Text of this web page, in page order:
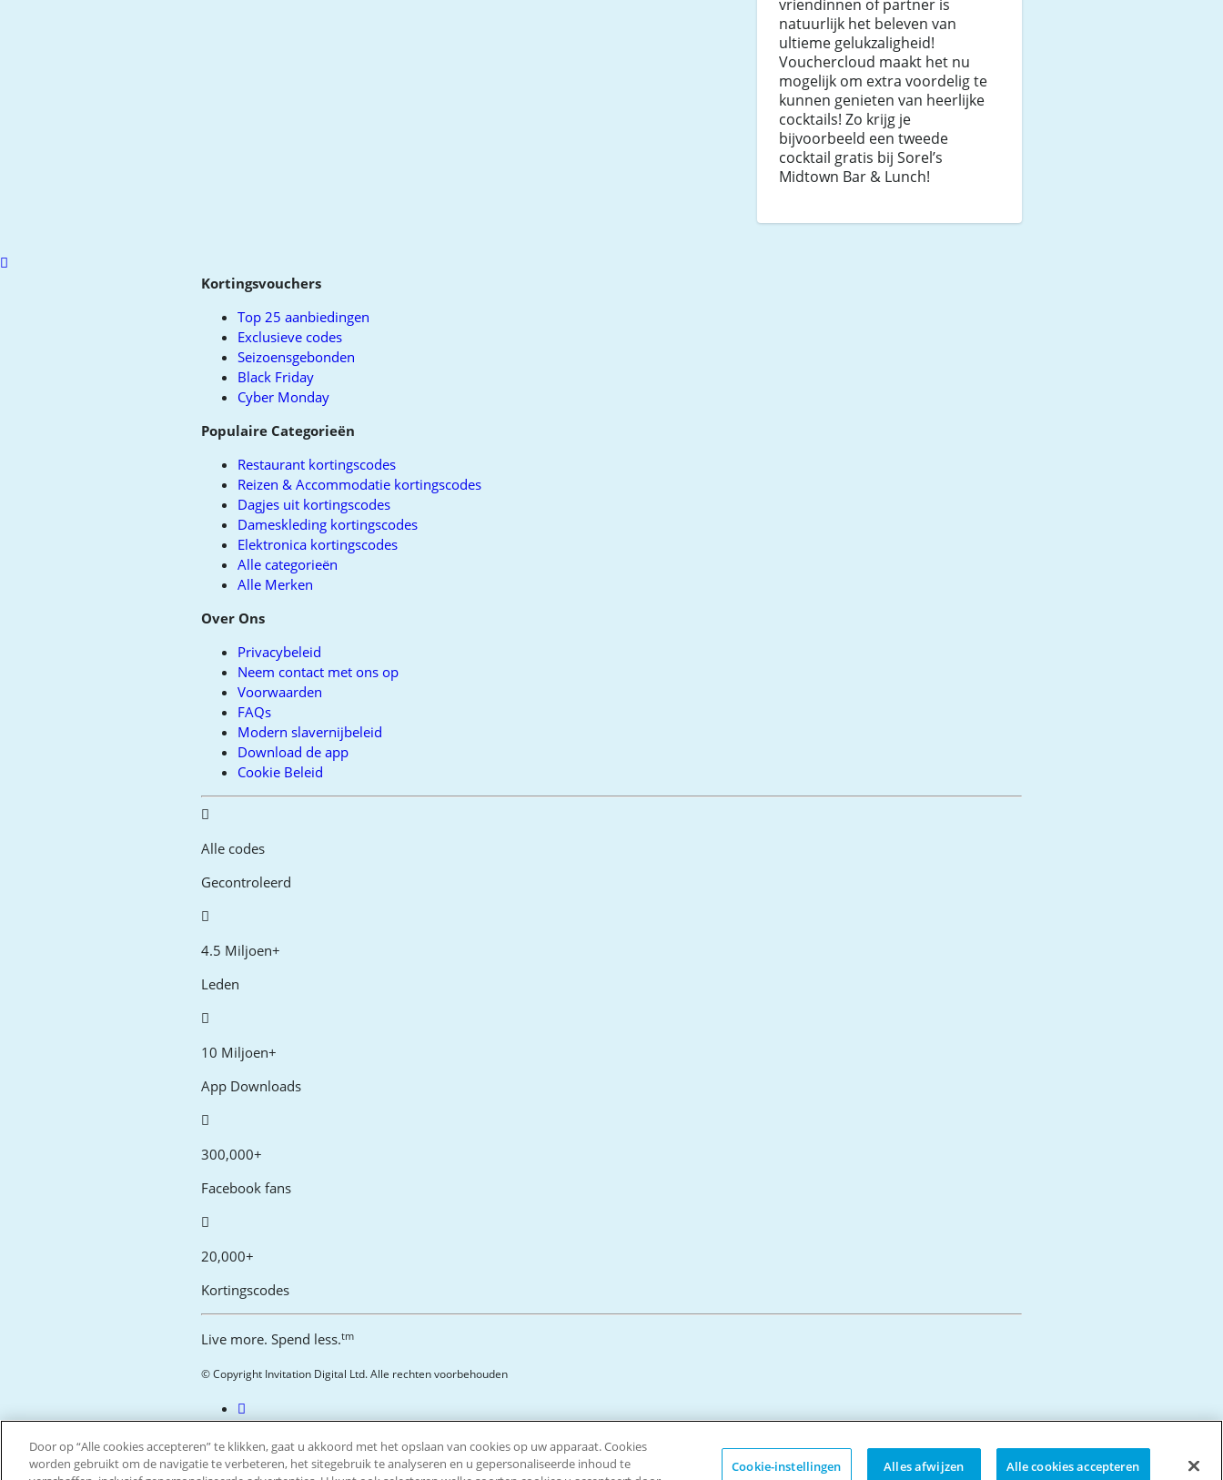
vriendinnen of partner is
natuurlijk het beleven van
ultieme gelukzaligheid!
Vouchercloud maakt het nu
mogelijk om extra voordelig te
kunnen genieten van heerlijke
cocktails! Zo krijg je
bijvoorbeeld een tweede
cocktail gratis bij Sorel’s
Midtown Bar & Lunch!
Scroll
Kortingsvouchers
Top 25 aanbiedingen
Exclusieve codes
Seizoensgebonden
Black Friday
Cyber Monday
Populaire Categorieën
Restaurant kortingscodes
Reizen & Accommodatie kortingscodes
Dagjes uit kortingscodes
Dameskleding kortingscodes
Elektronica kortingscodes
Alle categorieën
Alle Merken
Over Ons
Privacybeleid
Neem contact met ons op
Voorwaarden
FAQs
Modern slavernijbeleid
Download de app
Cookie Beleid
Alle codes
Gecontroleerd
4.5 Miljoen+
Leden
10 Miljoen+
App Downloads
300,000+
Facebook fans
20,000+
Kortingscodes
Live more. Spend less.tm
© Copyright Invitation Digital Ltd. Alle rechten voorbehouden
Door op “Alle cookies accepteren” te klikken, gaat u akkoord met het opslaan van cookies op uw apparaat. Cookies
worden gebruikt om de navigatie te verbeteren, het sitegebruik te analyseren en u gepersonaliseerde inhoud te
Cookie-instellingen Alles afwijzen Alle cookies accepteren